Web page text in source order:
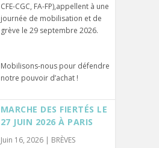
CFE-CGC, FA-FP),appellent à une
journée de mobilisation et de
grève le 29 septembre 2026.
Mobilisons-nous pour défendre
notre pouvoir d’achat !
MARCHE DES FIERTÉS LE
27 JUIN 2026 À PARIS
Juin 16, 2026| BRÈVES